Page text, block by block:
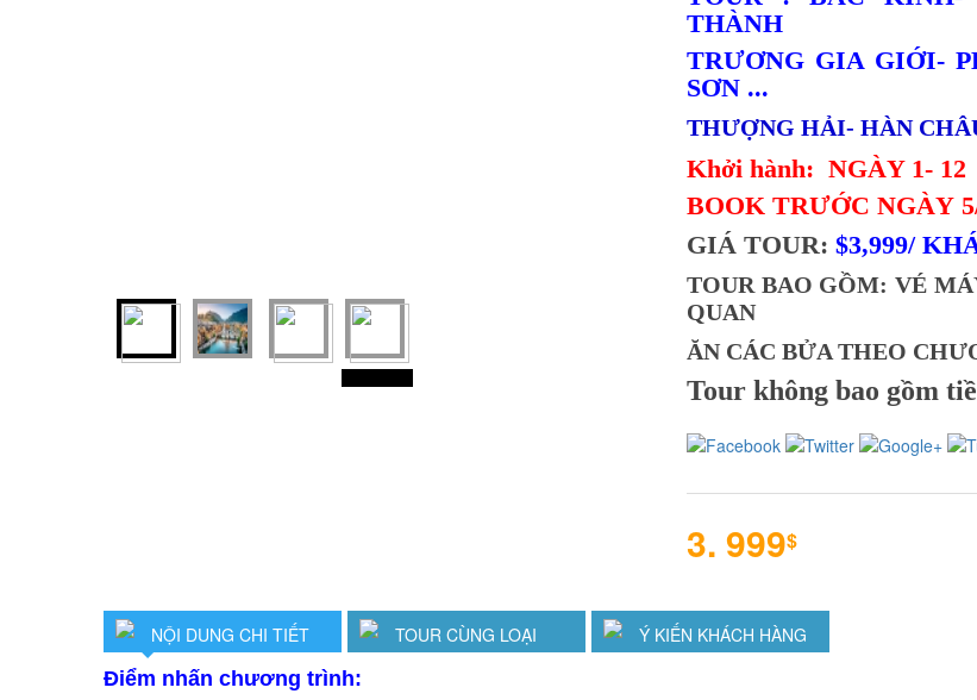
THÀNH
TRƯƠNG GIA GIỚI-
SƠN ...
THƯỢNG HẢI- HÀN
Khởi hành: NGÀY 1- 12
BOOK TRƯỚC NGÀY
GIÁ TOUR: $3,999/
TOUR BAO GỒM: VÉ
QUAN
ĂN CÁC BỬA THEO
Tour không bao gồm
3. 999$
NỘI DUNG CHI TIẾT TOUR CÙNG LOẠI
Ý KIẾN KHÁCH HÀNG
Điểm nhấn chương trình: